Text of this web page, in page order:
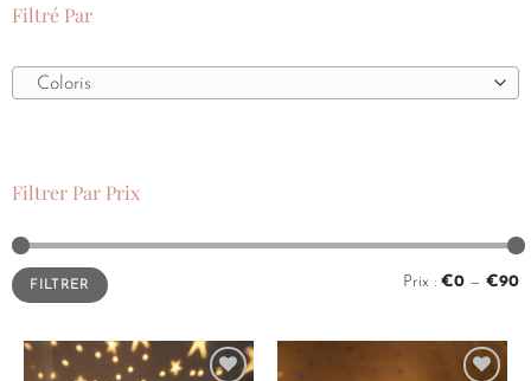
Filtré Par
Coloris
Filtrer Par Prix
FILTRER Prix : €0 — €90